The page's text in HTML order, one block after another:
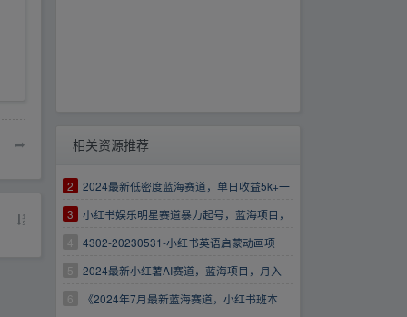
➦ 相关资源推荐
2
2024最新低密度蓝海赛道，单日收益5k+一
周收益4w+！无脑操作保姆级落地
3
小红书娱乐明星赛道暴力起号，蓝海项目，
难度低变现快
4
4302-20230531-小红书英语启蒙动画项
目，超级蓝海赛道，0成本，一部手机单日变现
500
5
2024最新小红薯AI赛道，蓝海项目，月入
10000+，0成本，当事业来做，可矩阵
6
《2024年7月最新蓝海赛道，小红书班本